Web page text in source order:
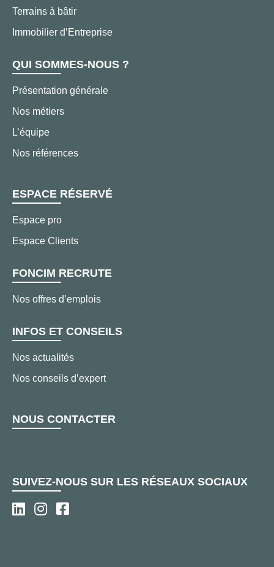
Terrains à bâtir
Immobilier d’Entreprise
QUI SOMMES-NOUS ?
Présentation générale
Nos métiers
L’équipe
Nos références
ESPACE RÉSERVÉ
Espace pro
Espace Clients
FONCIM RECRUTE
Nos offres d’emplois
INFOS ET CONSEILS
Nos actualités
Nos conseils d’expert
NOUS CONTACTER
SUIVEZ-NOUS SUR LES RÉSEAUX SOCIAUX